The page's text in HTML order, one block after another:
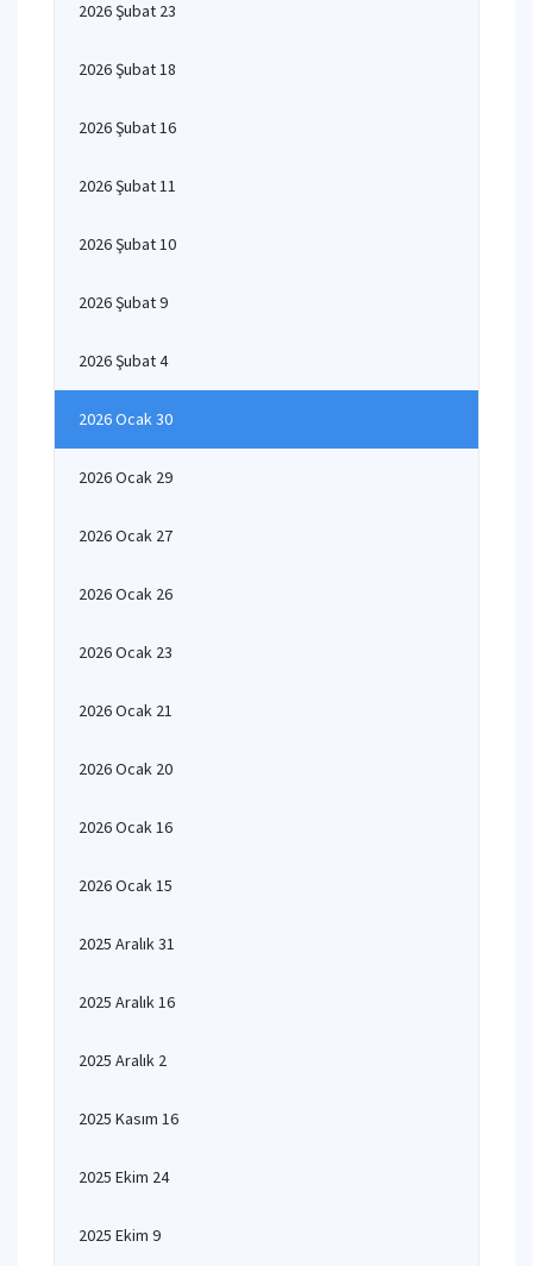
2026 Şubat 23
2026 Şubat 18
2026 Şubat 16
2026 Şubat 11
2026 Şubat 10
2026 Şubat 9
2026 Şubat 4
2026 Ocak 30
2026 Ocak 29
2026 Ocak 27
2026 Ocak 26
2026 Ocak 23
2026 Ocak 21
2026 Ocak 20
2026 Ocak 16
2026 Ocak 15
2025 Aralık 31
2025 Aralık 16
2025 Aralık 2
2025 Kasım 16
2025 Ekim 24
2025 Ekim 9